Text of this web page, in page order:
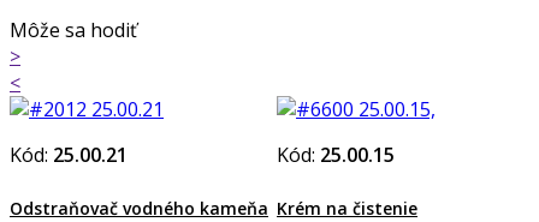
Môže sa hodiť
>
<
Kód: 25.00.21
Odstraňovač vodného kameňa
Kód: 25.00.15
Krém na čistenie